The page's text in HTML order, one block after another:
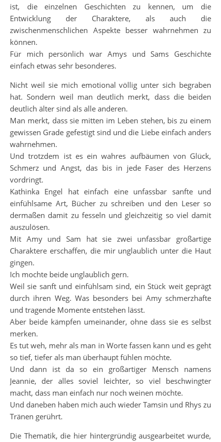
ist, die einzelnen Geschichten zu kennen, um die
Entwicklung der Charaktere, als auch die
zwischenmenschlichen Aspekte besser wahrnehmen zu
können.
Für mich persönlich war Amys und Sams Geschichte
einfach etwas sehr besonderes.
Nicht weil sie mich emotional völlig unter sich begraben
hat. Sondern weil man deutlich merkt, dass die beiden
deutlich älter sind als alle anderen.
Man merkt, dass sie mitten im Leben stehen, bis zu einem
gewissen Grade gefestigt sind und die Liebe einfach anders
wahrnehmen.
Und trotzdem ist es ein wahres aufbäumen von Glück,
Schmerz und Angst, das bis in jede Faser des Herzens
vordringt.
Kathinka Engel hat einfach eine unfassbar sanfte und
einfühlsame Art, Bücher zu schreiben und den Leser so
dermaßen damit zu fesseln und gleichzeitig so viel damit
auszulösen.
Mit Amy und Sam hat sie zwei unfassbar großartige
Charaktere erschaffen, die mir unglaublich unter die Haut
gingen.
Ich mochte beide unglaublich gern.
Weil sie sanft und einfühlsam sind, ein Stück weit geprägt
durch ihren Weg. Was besonders bei Amy schmerzhafte
und tragende Momente entstehen lässt.
Aber beide kämpfen umeinander, ohne dass sie es selbst
merken.
Es tut weh, mehr als man in Worte fassen kann und es geht
so tief, tiefer als man überhaupt fühlen möchte.
Und dann ist da so ein großartiger Mensch namens
Jeannie, der alles soviel leichter, so viel beschwingter
macht, dass man einfach nur noch weinen möchte.
Und daneben haben mich auch wieder Tamsin und Rhys zu
Tränen gerührt.
Die Thematik, die hier hintergründig ausgearbeitet wurde,